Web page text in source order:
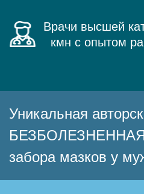
Врачи высшей
кмн с опытом
Уникальная
БЕЗБОЛЕЗНЕННАЯ
забора мазков у